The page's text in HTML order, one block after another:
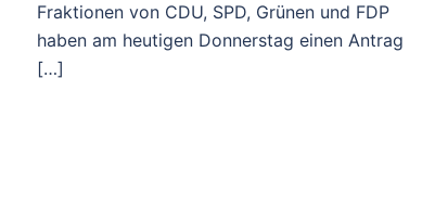
Fraktionen von CDU, SPD, Grünen und FDP
haben am heutigen Donnerstag einen Antrag
[…]